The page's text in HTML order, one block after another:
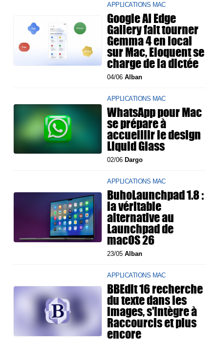
APPLICATIONS MAC
Google AI Edge
Gallery fait tourner
Gemma 4 en local
sur Mac, Eloquent se
charge de la dictée
04/06Alban
APPLICATIONS MAC
WhatsApp pour Mac
se prépare à
accueillir le design
Liquid Glass
02/06Dargo
APPLICATIONS MAC
BuhoLaunchpad 1.8 :
la véritable
alternative au
Launchpad de
macOS 26
23/05Alban
APPLICATIONS MAC
BBEdit 16 recherche
du texte dans les
images, s'intègre à
Raccourcis et plus
encore